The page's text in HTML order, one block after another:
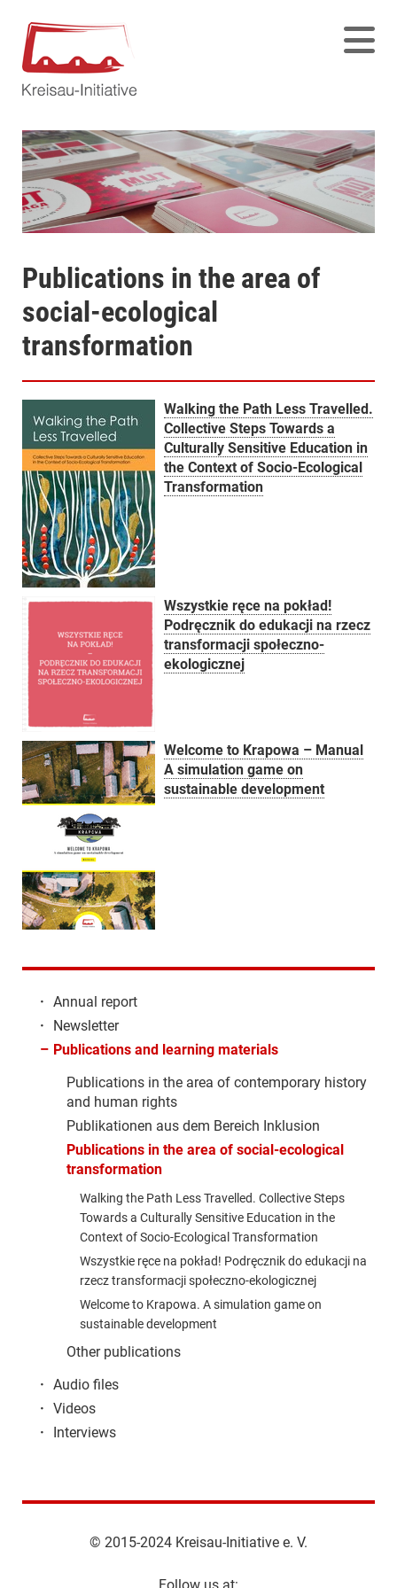
Publications in the area of
social-ecological
transformation
Walking the Path Less Travelled.
Collective Steps Towards a
Culturally Sensitive Education in
the Context of Socio-Ecological
Transformation
Wszystkie ręce na pokład!
Podręcznik do edukacji na rzecz
transformacji społeczno-
ekologicznej
Welcome to Krapowa – Manual
A simulation game on
sustainable development
· Annual report
·
Newsletter
– Publications and learning materials
Publications in the area of contemporary history
and human rights
Publikationen aus dem Bereich Inklusion
Publications in the area of social-ecological
transformation
Walking the Path Less Travelled. Collective Steps
Towards a Culturally Sensitive Education in the
Context of Socio-Ecological Transformation
Wszystkie ręce na pokład! Podręcznik do edukacji na
rzecz transformacji społeczno-ekologicznej
Welcome to Krapowa. A simulation game on
sustainable development
Other publications
· Audio files
· Videos
·
Interviews
© 2015-2024 Kreisau-Initiative e. V.